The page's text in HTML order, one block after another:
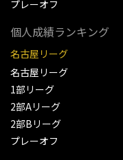
プレーオフ
個人成績ランキング
名古屋リーグ
名古屋リーグ
1部リーグ
2部Aリーグ
2部Bリーグ
プレーオフ